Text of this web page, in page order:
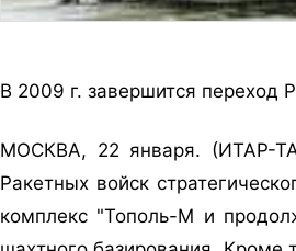
В 2009 г. завершится
МОСКВА, 22 января. (ИТАР-
Ракетных войск
комплекс "Тополь-М и